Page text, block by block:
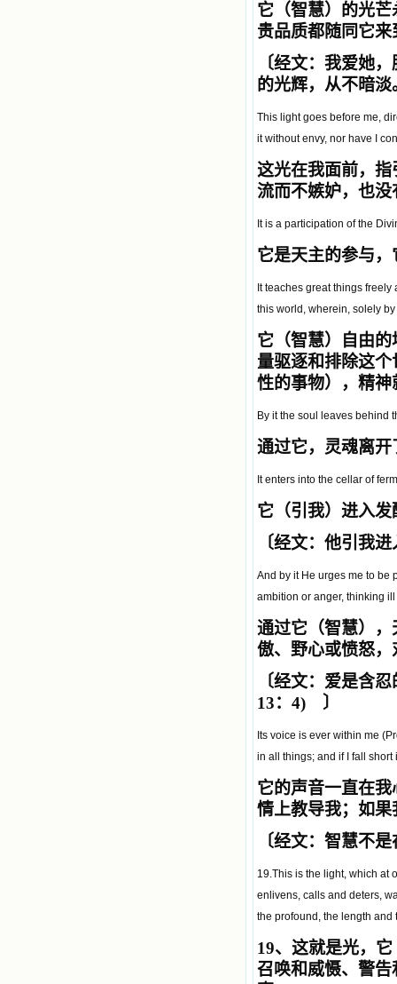
它（智慧）的光
贵品质都随同它来
〔经文：我爱她
的光辉，从不暗
This light goes before me,
it without envy, nor have I
这光在我面前，
流而不嫉妒，也
It is a participation of the
它是天主的参与
It teaches great things
this world, wherein, solely
它（智慧）自由
量驱逐和排除这
性的事物），精
By it the soul leaves behind
通过它，灵魂离
It enters into the cellar of
它（引我）进入
〔经文：他引我
And by it He urges me to be
ambition or anger, thinking
通过它（智慧）
傲、野心或愤怒
〔经文：爱是含
13：4) 〕
Its voice is ever within me
in all things; and if I fall
它的声音一直在
情上教导我；如
〔经文：智慧不
19.This is the light, which at
enlivens, calls and deters,
the profound, the length and
19、这就是光，
召唤和威慑、警